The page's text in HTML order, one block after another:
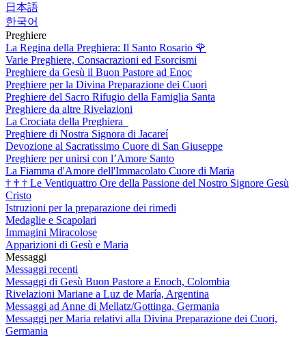
日本語
한국어
Preghiere
La Regina della Preghiera: Il Santo Rosario 🌹
Varie Preghiere, Consacrazioni ed Esorcismi
Preghiere da Gesù il Buon Pastore ad Enoc
Preghiere per la Divina Preparazione dei Cuori
Preghiere del Sacro Rifugio della Famiglia Santa
Preghiere da altre Rivelazioni
La Crociata della Preghiera
Preghiere di Nostra Signora di Jacareí
Devozione al Sacratissimo Cuore di San Giuseppe
Preghiere per unirsi con l’Amore Santo
La Fiamma d'Amore dell'Immacolato Cuore di Maria
† † † Le Ventiquattro Ore della Passione del Nostro Signore Gesù
Cristo
Istruzioni per la preparazione dei rimedi
Medaglie e Scapolari
Immagini Miracolose
Apparizioni di Gesù e Maria
Messaggi
Messaggi recenti
Messaggi di Gesù Buon Pastore a Enoch, Colombia
Rivelazioni Mariane a Luz de María, Argentina
Messaggi ad Anne di Mellatz/Gottinga, Germania
Messaggi per Maria relativi alla Divina Preparazione dei Cuori,
Germania